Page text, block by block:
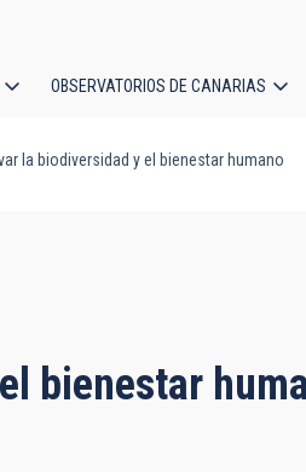
OBSERVATORIOS DE CANARIAS
la biodiversidad y el bienestar humano
bienestar